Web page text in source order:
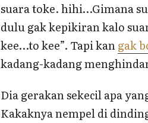
suara toke. hihi…Gimana
dulu gak kepikiran kalo
kee…to kee”. Tapi kangak
kadang-kadang
Dia gerakan sekecil apa
Kakaknya nempel di